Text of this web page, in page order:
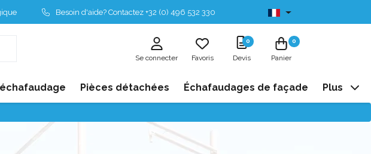
Besoin d'aide? Contactez +32 (0) 496 532 330 Disponibles de stock
Se connecter Favoris
0
Devis
0
Panier
Pièces détachées Échafaudages de façade Plus